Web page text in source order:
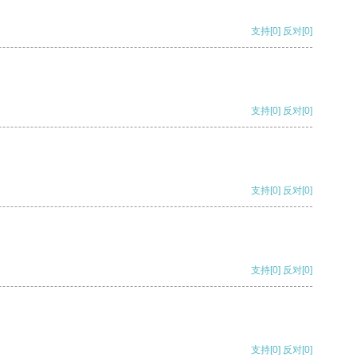
支持[0] 反对[0]
支持[0] 反对[0]
支持[0] 反对[0]
支持[0] 反对[0]
支持[0] 反对[0]